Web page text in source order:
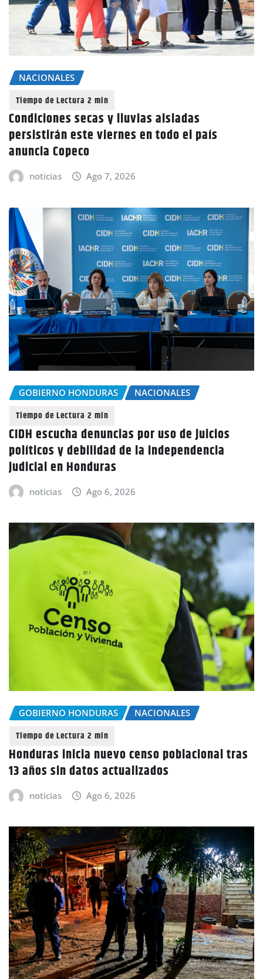
NACIONALES
Condiciones secas y lluvias aisladas
persistirán este viernes en todo el país
anuncia Copeco
noticias Ago 7, 2026
GOBIERNO HONDURAS NACIONALES
CIDH escucha denuncias por uso de juicios
políticos y debilidad de la independencia
judicial en Honduras
noticias Ago 6, 2026
GOBIERNO HONDURAS NACIONALES
Honduras inicia nuevo censo poblacional tras
13 años sin datos actualizados
noticias Ago 6, 2026